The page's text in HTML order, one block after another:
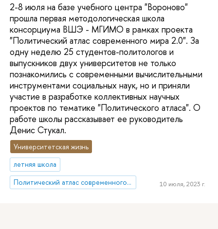
2-8 июля на базе учебного центра "Вороново"
прошла первая методологическая школа
консорциума ВШЭ - МГИМО в рамках проекта
"Политический атлас современного мира 2.0". За
одну неделю 25 студентов-политологов и
выпускников двух университетов не только
познакомились с современными вычислительными
инструментами социальных наук, но и приняли
участие в разработке коллективных научных
проектов по тематике "Политического атласа". О
работе школы рассказывает ее руководитель
Денис Стукал.
Университетская жизнь
летняя школа
Политический атлас современного мира 2.0
10 июля, 2023 г.